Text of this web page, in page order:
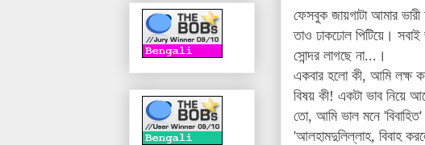
ফেসবুক জায়গাটা আমার
তাও ঢাকঢোল পিটিয়ে।
সোন্দর লাগছে না...।
একবার হলো কী, আমি লক্ষ
বিষয় কী! একটা ভাব নিয়ে
তো, আমি ভাল মনে 'বিবাহিত'
'আলহামদুলিল্লাহ, বিবাহ